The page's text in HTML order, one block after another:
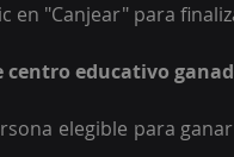
en "Canjear" para
centro educativo
elegible para